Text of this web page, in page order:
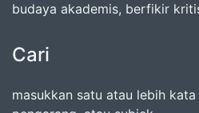
budaya akademis, berfikir
Cari
masukkan satu atau lebih